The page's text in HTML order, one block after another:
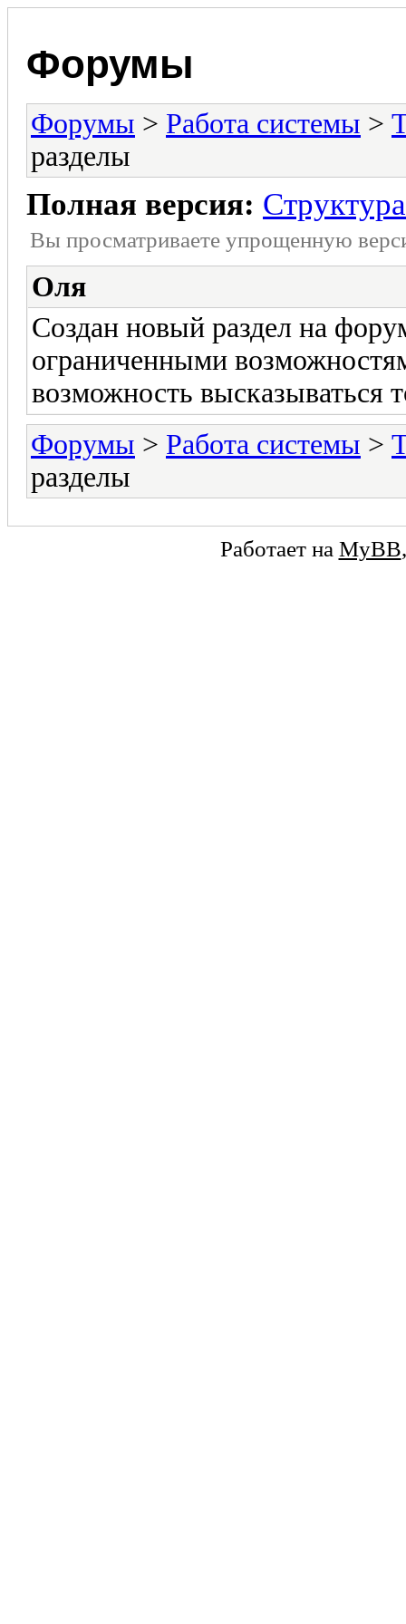
Форумы
Форумы > Работа системы >
разделы
Полная версия:
Вы просматриваете yпpощеннyю
Оля
Создан новый раздел на
ограниченными
возможность высказываться
Форумы > Работа системы >
разделы
Работает на MyBB